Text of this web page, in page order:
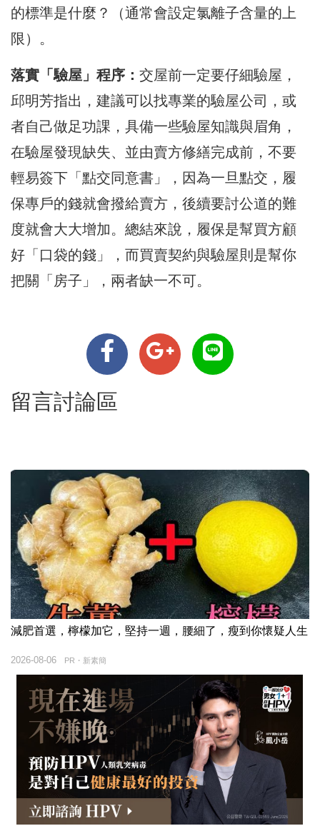
的標準是什麼？（通常會設定氯離子含量的上
限）。
落實「驗屋」程序： 交屋前一定要仔細驗屋，
邱明芳指出，建議可以找專業的驗屋公司，或
者自己做足功課，具備一些驗屋知識與眉角，
在驗屋發現缺失、並由賣方修繕完成前，不要
輕易簽下「點交同意書」，因為一旦點交，履
保專戶的錢就會撥給賣方，後續要討公道的難
度就會大大增加。​總結來說，履保是幫買方顧
好「口袋的錢」，而買賣契約與驗屋則是幫你
把關「房子」，兩者缺一不可。
留言討論區
減肥首選，檸檬加它，堅持一週，腰細了，瘦到你懷疑人生
PR・新素簡
2026-08-06